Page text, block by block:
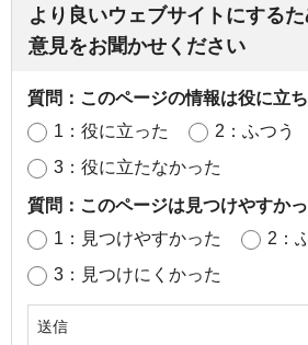
より良いウェブサイトにする
意見をお聞かせください
質問：このページの情報は役に立
1：役に立った
2：ふつう
3：役に立たなかった
質問：このページは見つけやすか
1：見つけやすかった
2：
3：見つけにくかった